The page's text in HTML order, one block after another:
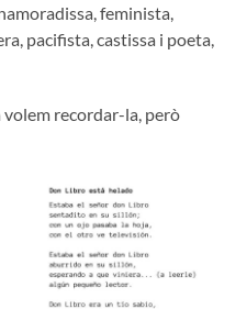
feminista,
pacifista, castissa i poeta,
recordar-la, però